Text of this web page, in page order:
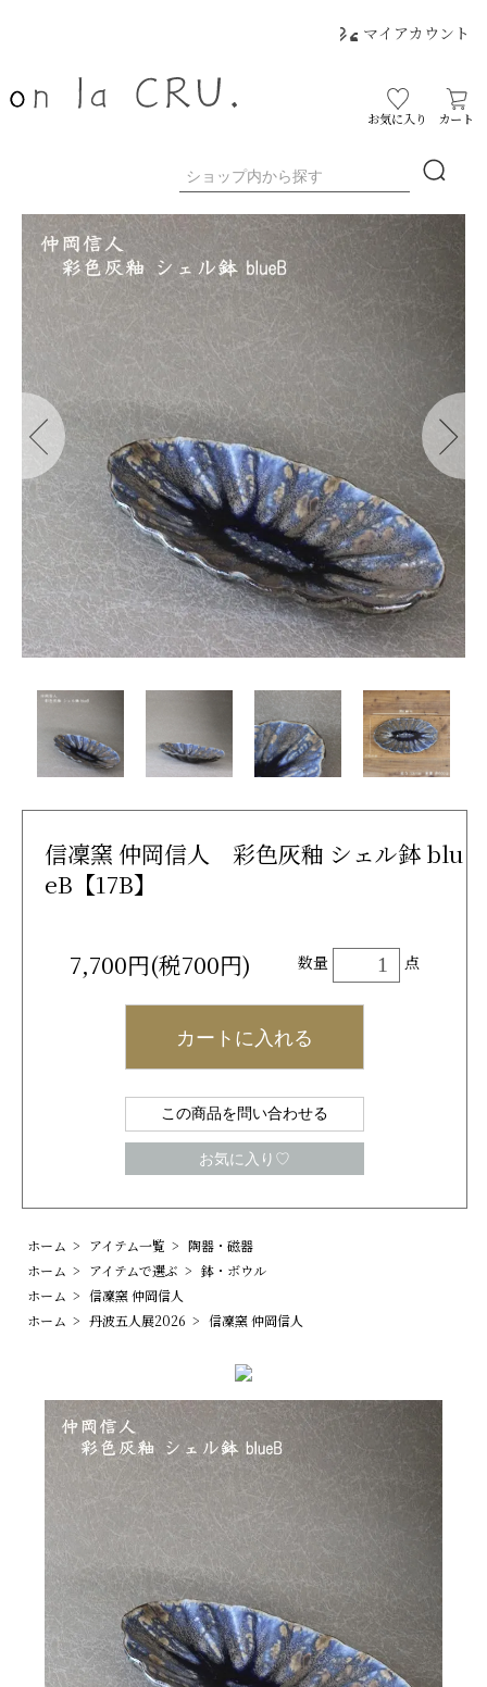
マイアカウント
お気に入り カート
信凜窯 仲岡信人 彩色灰釉 シェル鉢 blu
eB【17B】
7,700円(税700円) 数量 点
カートに入れる
この商品を問い合わせる
お気に入り♡
ホーム > アイテム一覧 > 陶器・磁器
ホーム > アイテムで選ぶ > 鉢・ボウル
ホーム > 信凜窯 仲岡信人
ホーム > 丹波五人展2026 > 信凜窯 仲岡信人